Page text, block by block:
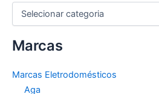
C
e
r
Marcas
Marcas Eletrodomésticos
Aga